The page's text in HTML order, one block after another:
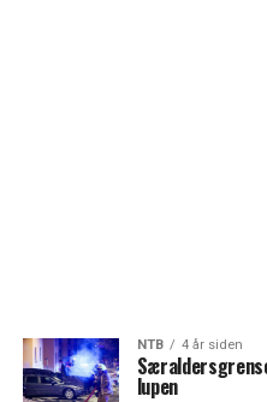
NTB 4 år siden
lupen